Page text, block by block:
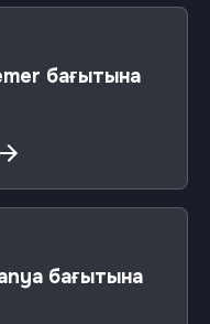
бағытына
бағытына